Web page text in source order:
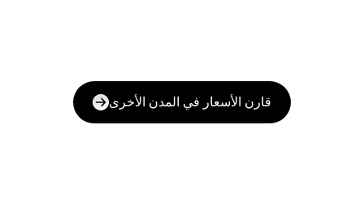
قارن الأسعار في المدن الأخرى